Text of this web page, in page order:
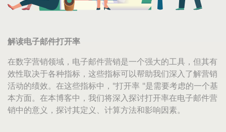
解读电子邮件打开率
在数字营销领域，电子邮件营销是一个强大的工具，但其有
效性取决于各种指标，这些指标可以帮助我们深入了解营销
活动的绩效。在这些指标中，"打开率 "是需要考虑的一个基
本方面。在本博客中，我们将深入探讨打开率在电子邮件营
销中的意义，探讨其定义、计算方法和影响因素。